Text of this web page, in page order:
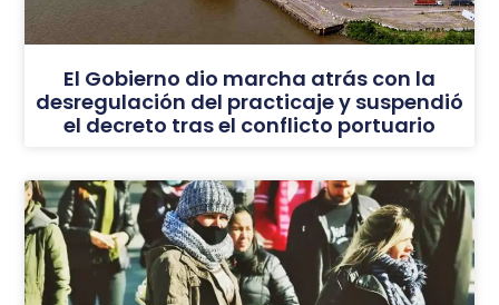
El Gobierno dio marcha atrás con la
desregulación del practicaje y suspendió
el decreto tras el conflicto portuario